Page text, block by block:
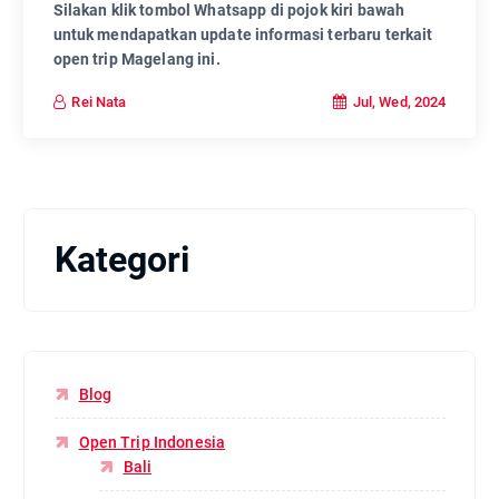
Silakan klik tombol Whatsapp di pojok kiri bawah
untuk mendapatkan update informasi terbaru terkait
open trip Magelang ini.
Rei Nata Jul, Wed, 2024
Kategori
Blog
Open Trip Indonesia
Bali